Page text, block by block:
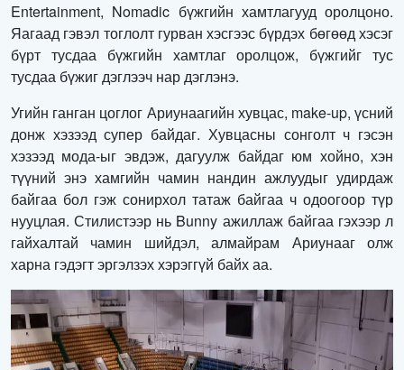
Entertainment, Nomadic бүжгийн хамтлагууд оролцоно.
Яагаад гэвэл тоглолт гурван хэсгээс бүрдэх бөгөөд хэсэг
бүрт тусдаа бүжгийн хамтлаг оролцож, бүжгийг тус
тусдаа бүжиг дэглээч нар дэглэнэ.
Угийн ганган цоглог Ариунаагийн хувцас, make-up, үсний
донж хэзээд супер байдаг. Хувцасны сонголт ч гэсэн
хэзээд мода-ыг эвдэж, дагуулж байдаг юм хойно, хэн
түүний энэ хамгийн чамин нандин ажлуудыг удирдаж
байгаа бол гэж сонирхол татаж байгаа ч одоогоор түр
нууцлая. Стилистээр нь Bunny ажиллаж байгаа гэхээр л
гайхалтай чамин шийдэл, алмайрам Ариунааг олж
харна гэдэгт эргэлзэх хэрэггүй байх аа.